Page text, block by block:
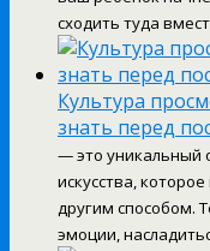
сходить туда
Культура
знать перед
— это уникальный
искусства,
другим способом.
эмоции,